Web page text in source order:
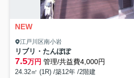
NEW
江戸川区南小岩
リブリ・たんぽぽ
7.5万円 管理/共益費4,000円
24.32㎡ (1R) /築12年 /2階建